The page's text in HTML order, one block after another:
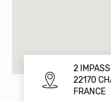
2
22170
FRANCE